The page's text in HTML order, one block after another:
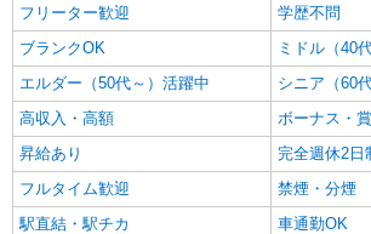
フリーター歓迎
学歴不問
ブランクOK
ミドル（40
エルダー（50代～）活躍中
シニア（60
高収入・高額
ボーナス・
昇給あり
完全週休2日
フルタイム歓迎
禁煙・分煙
駅直結・駅チカ
車通勤OK